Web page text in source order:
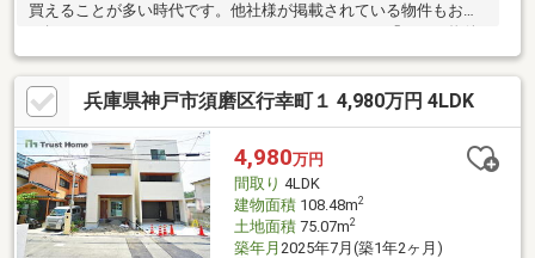
買えることが多い時代です。他社様が掲載されている物件もお取
に出会うか」も大切ですが、「どんな人と探すか」が大切だと私
達は考えています。物件の見学だけでは見えない本当に正しい知
識や、プロだからわかる納得いくお家の探し方等を無料講座や相
談会でお話しています。皆さん最初はわからないところからお家
探しをスタートされます。小さなことでも結構です。私達になん
でも相談してください！自分の家族の家を探すようにお手伝いい
たします。一緒に楽しくお家を探しましょう！詳細は【HP】へ
兵庫県神戸市須磨区行幸町１ 4,980万円 4LDK
4,980万円
間取り 4LDK
建物面積108.48m2
土地面積75.07m2
築年月 2025年7月(築1年2ヶ月)